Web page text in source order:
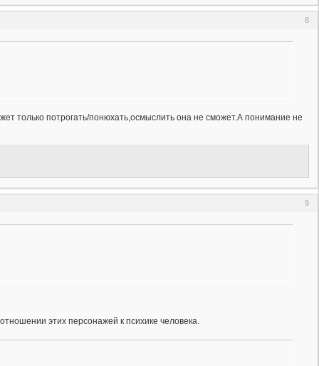
8
только потрогать/понюхать,осмыслить она не сможет.А понимание не
9
этих персонажей к психике человека.